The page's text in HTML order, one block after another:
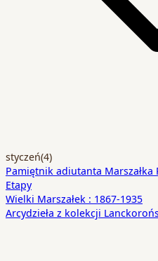
styczeń(4)
Pamiętnik adiutanta Marszałka
Etapy
Wielki Marszałek : 1867-1935
Arcydzieła z kolekcji